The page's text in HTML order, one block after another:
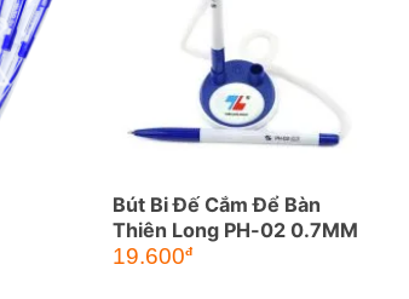
Bút Bi Đế Cắm Để Bàn
Thiên Long PH-02 0.7MM
19.600đ